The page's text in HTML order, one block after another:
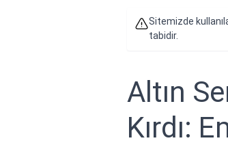
Sitemizde
tabidir.
Altın
Kırdı: